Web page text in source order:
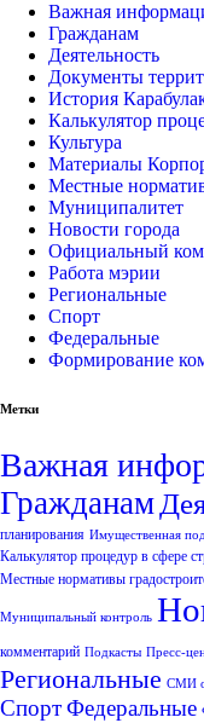
Важная
Гражданам
Деятельность
Документы
История
Калькулятор
Культура
Материалы
Местные
Муниципалитет
Новости города
Официальный
Работа мэрии
Региональные
Спорт
Федеральные
Формирование
Метки
Важная
Гражданам
планирования Имущественная
Калькулятор процедур в сфере
Местные нормативы
Муниципальный контроль
комментарий Подкасты Пресс-
Региональные СМИ
СпортФедеральные